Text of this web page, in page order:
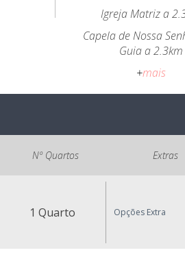
Igreja Matriz a
Capela de Nossa
Guia a 2.3km
+mais
Nº Quartos Extras
1 Quarto Opções Extra